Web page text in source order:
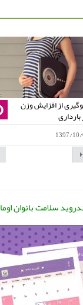
از افزایش وزن
1397/
سلامت بانوان اوما